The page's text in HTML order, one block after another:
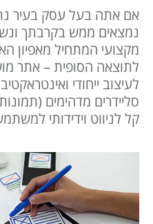
אם אתה בעל עסק בעיר
נמצאים ממש בקרבתך
מקצועי המתחיל מאפיון
לתוצאה הסופית – אתר
לעיצוב ייחודי
סליידרים מדהימים
קל לניווט וידידותי